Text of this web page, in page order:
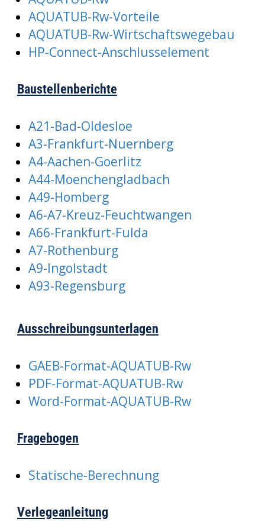
AQUATUB-Rw-Vorteile
AQUATUB-Rw-Wirtschaftswegebau
HP-Connect-Anschlusselement
Baustellenberichte
A21-Bad-Oldesloe
A3-Frankfurt-Nuernberg
A4-Aachen-Goerlitz
A44-Moenchengladbach
A49-Homberg
A6-A7-Kreuz-Feuchtwangen
A66-Frankfurt-Fulda
A7-Rothenburg
A9-Ingolstadt
A93-Regensburg
Ausschreibungsunterlagen
GAEB-Format-AQUATUB-Rw
PDF-Format-AQUATUB-Rw
Word-Format-AQUATUB-Rw
Fragebogen
Statische-Berechnung
Verlegeanleitung